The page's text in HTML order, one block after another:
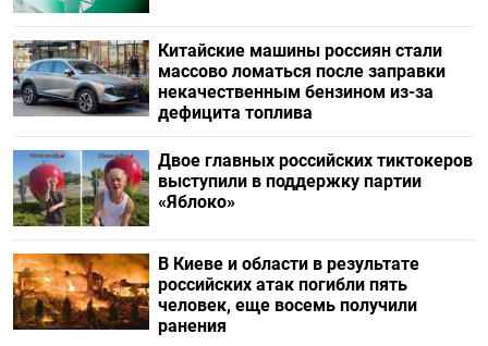
Китайские машины россиян стали
массово ломаться после заправки
некачественным бензином из-за
дефицита топлива
Двое главных российских тиктокеров
выступили в поддержку партии
«Яблоко»
В Киеве и области в результате
российских атак погибли пять
человек, еще восемь получили
ранения